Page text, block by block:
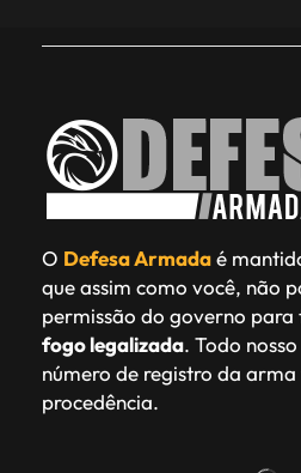
O Defesa Armadaé
que assim como você, não
permissão do governo para
fogo legalizada. Todo
número de registro da arma
procedência.